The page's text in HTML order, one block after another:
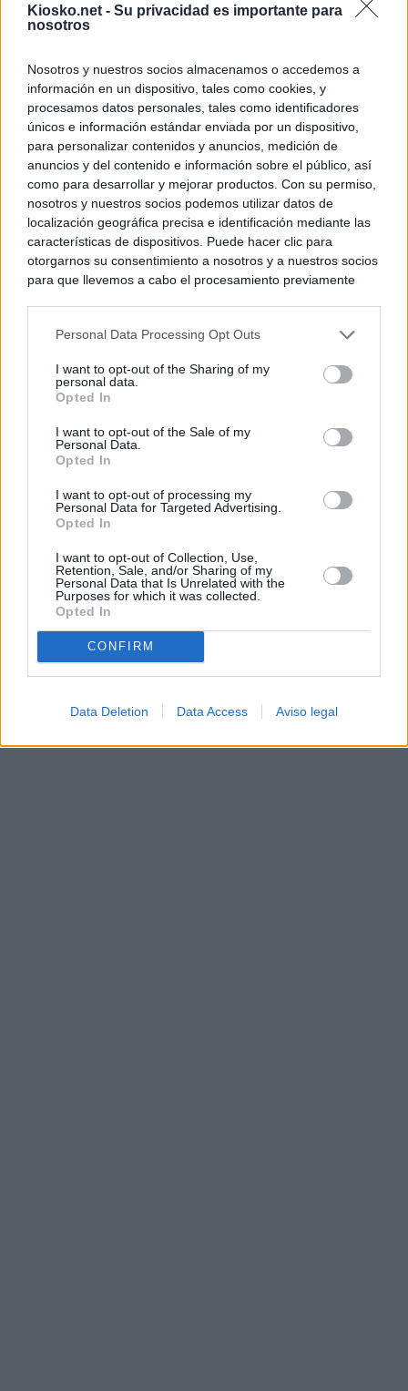
Kiosko.net - Su privacidad es importante para
nosotros
Nosotros y nuestros socios almacenamos o accedemos a
información en un dispositivo, tales como cookies, y
procesamos datos personales, tales como identificadores
únicos e información estándar enviada por un dispositivo,
para personalizar contenidos y anuncios, medición de
anuncios y del contenido e información sobre el público, así
como para desarrollar y mejorar productos. Con su permiso,
nosotros y nuestros socios podemos utilizar datos de
localización geográfica precisa e identificación mediante las
características de dispositivos. Puede hacer clic para
otorgarnos su consentimiento a nosotros y a nuestros socios
para que llevemos a cabo el procesamiento previamente
negar su consentimiento. Tenga en cuenta que algún
de su consentimiento, pero usted tiene el derecho de
rechazar tal procesamiento. Sus preferencias se aplicarán
cualquier momento entrando de nuevo en este sitio web o
visitando nuestra política de privacidad.
Personal Data Processing Opt Outs
I want to opt-out of the Sharing of my
personal data.
Opted In
I want to opt-out of the Sale of my
Personal Data.
Opted In
I want to opt-out of processing my
Personal Data for Targeted Advertising.
Opted In
I want to opt-out of Collection, Use,
Retention, Sale, and/or Sharing of my
Personal Data that Is Unrelated with the
Purposes for which it was collected.
Opted In
CONFIRM
Data Deletion Data Access Aviso legal